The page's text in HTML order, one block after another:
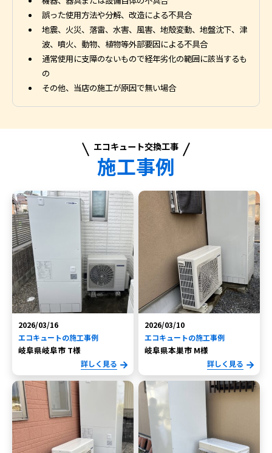
誤った使用方法や分解、改造による不具合
地震、火災、落雷、水害、風害、地殻変動、地盤沈下、津
波、噴火、動物、植物等外部要因による不具合
通常使用に支障のないもので経年劣化の範囲に該当するも
の
その他、当店の施工が原因で無い場合
エコキュート交換工事
施工事例
2026/03/16
エコキュートの施工事例
岐阜県岐阜市 T様
詳しく見る
2026/03/10
エコキュートの施工事例
岐阜県本巣市 M様
詳しく見る